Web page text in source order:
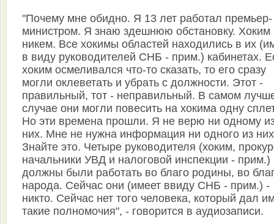
"Почему мне обидно. Я 13 лет работал премьер-
министром. Я знаю здешнюю обстановку.
никем. Все хокимы областей находились в их
в виду руководителей СНБ - прим.) кабинетах.
хоким осмеливался что-то сказать, то его сразу
могли оклеветать и убрать с должности. Этот -
правильный, тот - неправильный. В самом
случае они могли повесить на хокима одну
Но эти времена прошли. Я не верю ни одному
них. Мне не нужна информация ни одного из
Знайте это. Четыре руководителя (хоким,
начальники УВД и налоговой инспекции - прим.)
должны были работать во благо родины, во
народа. Сейчас они (имеет ввиду СНБ - прим.) -
никто. Сейчас нет того человека, который дал
такие полномочия", - говорится в аудиозаписи.